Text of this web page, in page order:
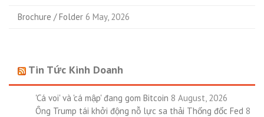
Brochure / Folder 6 May, 2026
Tin Tức Kinh Doanh
'Cá voi' và 'cá mập' đang gom Bitcoin 8 August, 2026
Ông Trump tái khởi động nỗ lực sa thải Thống đốc Fed 8